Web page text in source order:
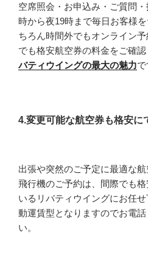
空席照会・お申込み・ご質問
時から夜19時まで毎日お客様
ちろん時間外でもオンライン
でも格安航空券の料金をご確認
バティウイングの最大の魅力で
4.変更可能な航空券も格安に
出張や突然のご予定に最適な航
飛行機のご予約は、間際でも
いるリバティウイングにお任
動運賃型となりますのでお電
い。